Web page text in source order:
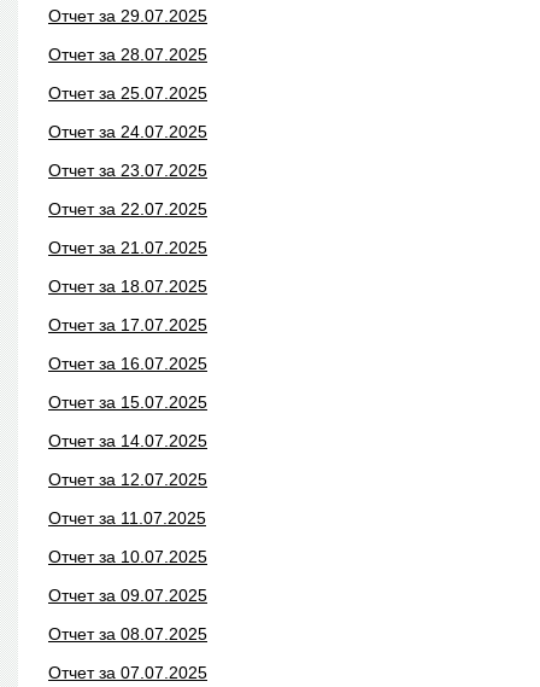
Отчет за 29.07.2025
Отчет за 28.07.2025
Отчет за 25.07.2025
Отчет за 24.07.2025
Отчет за 23.07.2025
Отчет за 22.07.2025
Отчет за 21.07.2025
Отчет за 18.07.2025
Отчет за 17.07.2025
Отчет за 16.07.2025
Отчет за 15.07.2025
Отчет за 14.07.2025
Отчет за 12.07.2025
Отчет за 11.07.2025
Отчет за 10.07.2025
Отчет за 09.07.2025
Отчет за 08.07.2025
Отчет за 07.07.2025